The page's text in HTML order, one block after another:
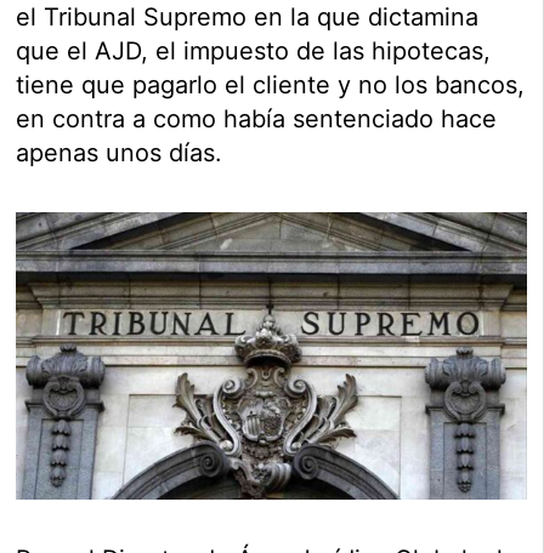
el Tribunal Supremo en la que dictamina
que el AJD, el impuesto de las hipotecas,
tiene que pagarlo el cliente y no los bancos,
en contra a como había sentenciado hace
apenas unos días.